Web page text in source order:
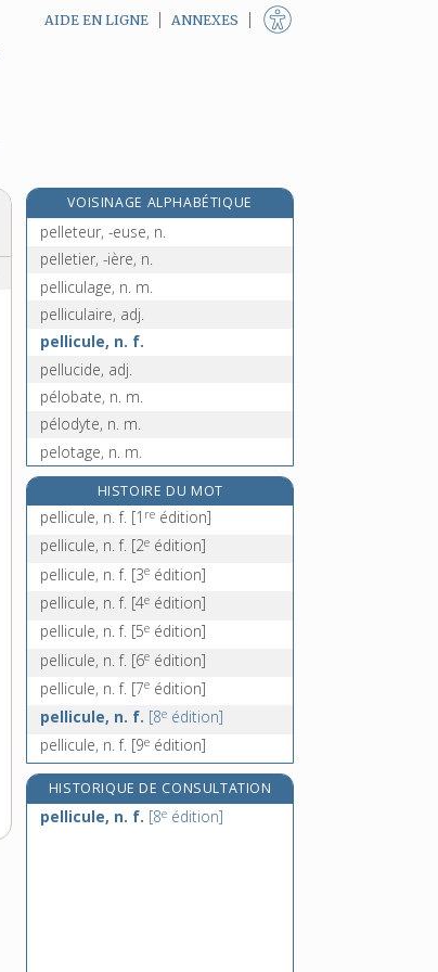
AIDE EN LIGNE ANNEXES
VOISINAGE ALPHABÉTIQUE
pelleterie, n. f.
pelleteur, -euse, n.
pelletier, -ière, n.
pelliculage, n. m.
pelliculaire, adj.
pellicule, n. f.
pellucide, adj.
pélobate, n. m.
pélodyte, n. m.
pelotage, n. m.
pelotari, n. m.
pelote, n. f.
peloteur, -euse, n.
peloton, n. m.
HISTOIRE DU MOT
pellicule, n. f. [1 re édition]
pellicule, n. f. [2e édition]
pellicule, n. f. [3e édition]
pellicule, n. f. [4e édition]
pellicule, n. f. [5e édition]
pellicule, n. f. [6e édition]
pellicule, n. f. [7e édition]
pellicule, n. f. [8e édition]
pellicule, n. f. [9e édition]
HISTORIQUE DE CONSULTATION
pellicule, n. f. [8e édition]